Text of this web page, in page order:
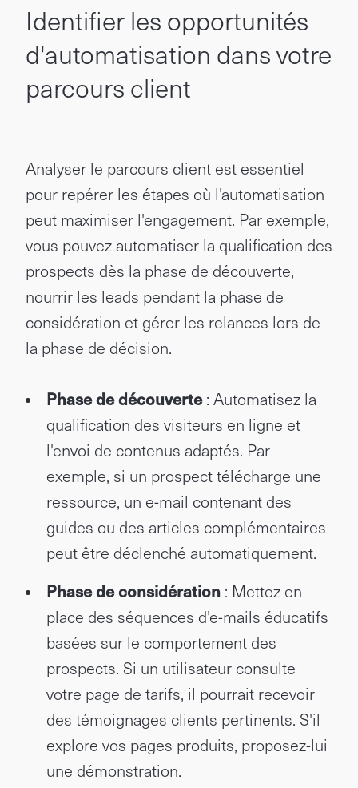
Identifier les opportunités
d'automatisation dans votre
parcours client
Analyser le parcours client est essentiel
pour repérer les étapes où l'automatisation
peut maximiser l'engagement. Par exemple,
vous pouvez automatiser la qualification des
prospects dès la phase de découverte,
nourrir les leads pendant la phase de
considération et gérer les relances lors de
la phase de décision.
Phase de découverte: Automatisez la
qualification des visiteurs en ligne et
l'envoi de contenus adaptés. Par
exemple, si un prospect télécharge une
ressource, un e-mail contenant des
guides ou des articles complémentaires
peut être déclenché automatiquement.
Phase de considération : Mettez en
place des séquences d'e-mails éducatifs
basées sur le comportement des
prospects. Si un utilisateur consulte
votre page de tarifs, il pourrait recevoir
des témoignages clients pertinents. S'il
explore vos pages produits, proposez-lui
une démonstration.